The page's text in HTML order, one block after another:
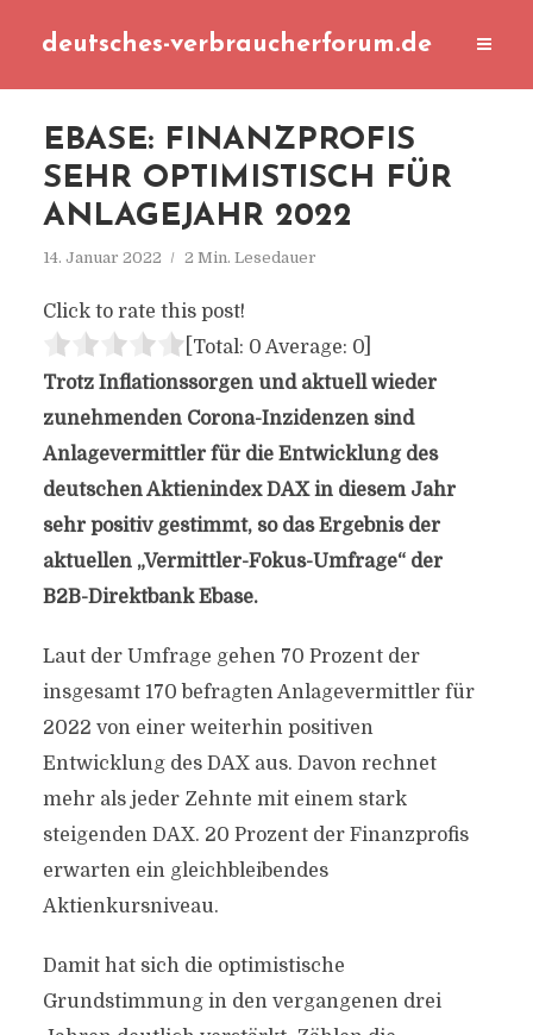
deutsches-verbraucherforum.de
EBASE: FINANZPROFIS
SEHR OPTIMISTISCH FÜR
ANLAGEJAHR 2022
14. Januar 2022 2 Min. Lesedauer
Click to rate this post!
[Total: 0 Average: 0]
Trotz Inflationssorgen und aktuell wieder
zunehmenden Corona-Inzidenzen sind
Anlagevermittler für die Entwicklung des
deutschen Aktienindex DAX in diesem Jahr
sehr positiv gestimmt, so das Ergebnis der
aktuellen „Vermittler-Fokus-Umfrage“ der
B2B-Direktbank Ebase.
Laut der Umfrage gehen 70 Prozent der
insgesamt 170 befragten Anlagevermittler für
2022 von einer weiterhin positiven
Entwicklung des DAX aus. Davon rechnet
mehr als jeder Zehnte mit einem stark
steigenden DAX. 20 Prozent der Finanzprofis
erwarten ein gleichbleibendes
Aktienkursniveau.
Damit hat sich die optimistische
Grundstimmung in den vergangenen drei